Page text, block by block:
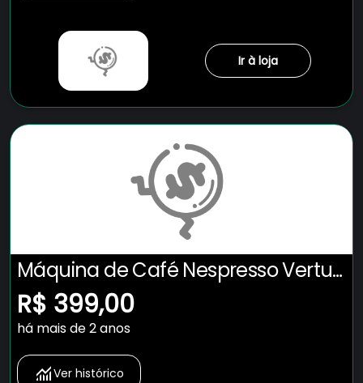
Ir à loja
Máquina de Café Nespresso Vertuo
Pop com Kit Boas-Vindas –
Vermelha
R$ 399,00
há mais de 2 anos
Ver histórico